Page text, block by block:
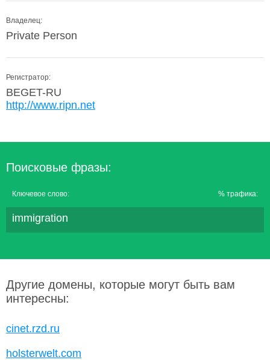
Владелец:
Private Person
Регистратор:
BEGET-RU
http://www.ripn.net
Поисковые фразы:
Ключевое слово: % трафика:
immigration
Другие домены, которые могут быть вам
интересны:
cinet.rzd.ru
holsterwelt.com